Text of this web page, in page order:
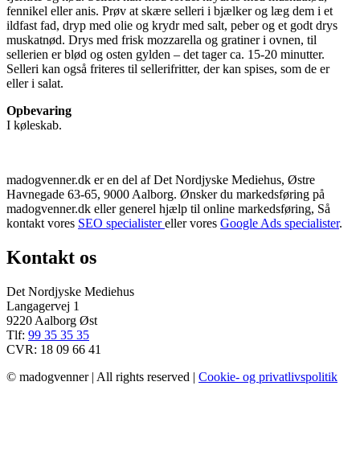
fennikel eller anis. Prøv at skære selleri i bjælker og læg dem i et
ildfast fad, dryp med olie og krydr med salt, peber og et godt drys
muskatnød. Drys med frisk mozzarella og gratiner i ovnen, til
sellerien er blød og osten gylden – det tager ca. 15-20 minutter.
Selleri kan også friteres til sellerifritter, der kan spises, som de er
eller i salat.
Opbevaring
I køleskab.
madogvenner.dk er en del af Det Nordjyske Mediehus, Østre
Havnegade 63-65, 9000 Aalborg. Ønsker du markedsføring på
madogvenner.dk eller generel hjælp til online markedsføring, Så
kontakt vores SEO specialistereller vores Google Ads specialister.
Kontakt os
Det Nordjyske Mediehus
Langagervej 1
9220 Aalborg Øst
Tlf: 99 35 35 35
CVR: 18 09 66 41
© madogvenner | All rights reserved | Cookie- og privatlivspolitik